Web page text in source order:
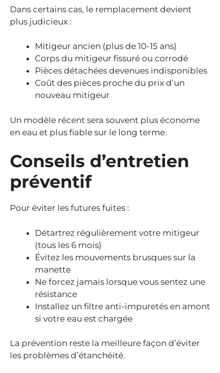
Dans certains cas, le remplacement devient
plus judicieux :
Mitigeur ancien (plus de 10-15 ans)
Corps du mitigeur fissuré ou corrodé
Pièces détachées devenues indisponibles
Coût des pièces proche du prix d’un
nouveau mitigeur
Un modèle récent sera souvent plus économe
en eau et plus fiable sur le long terme.
Conseils d’entretien
préventif
Pour éviter les futures fuites :
Détartrez régulièrement votre mitigeur
(tous les 6 mois)
Évitez les mouvements brusques sur la
manette
Ne forcez jamais lorsque vous sentez une
résistance
Installez un filtre anti-impuretés en amont
si votre eau est chargée
La prévention reste la meilleure façon d’éviter
les problèmes d’étanchéité.